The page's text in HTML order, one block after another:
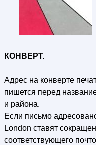
КОНВЕРТ.
Адрес на конверте
пишется перед
и района.
Если письмо
London ставят
соответствующего